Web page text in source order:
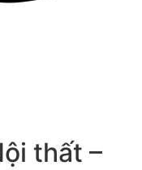
thất –